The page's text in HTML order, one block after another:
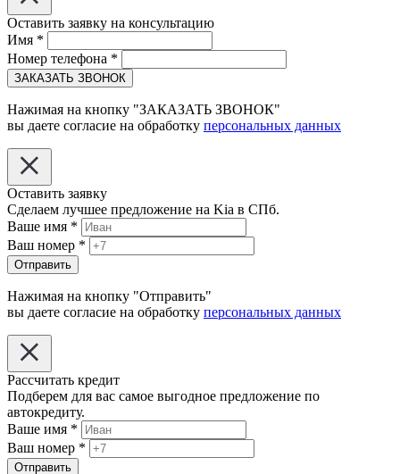
Оставить заявку на консультацию
Имя *
Номер телефона *
ЗАКАЗАТЬ ЗВОНОК
Нажимая на кнопку "ЗАКАЗАТЬ ЗВОНОК"
вы даете согласие на обработку персональных данных
Оставить заявку
Сделаем лучшее предложение на Kia в СПб.
Ваше имя *
Ваш номер *
Отправить
Нажимая на кнопку "Отправить"
вы даете согласие на обработку персональных данных
Рассчитать кредит
Подберем для вас самое выгодное предложение по
автокредиту.
Ваше имя *
Ваш номер *
Отправить